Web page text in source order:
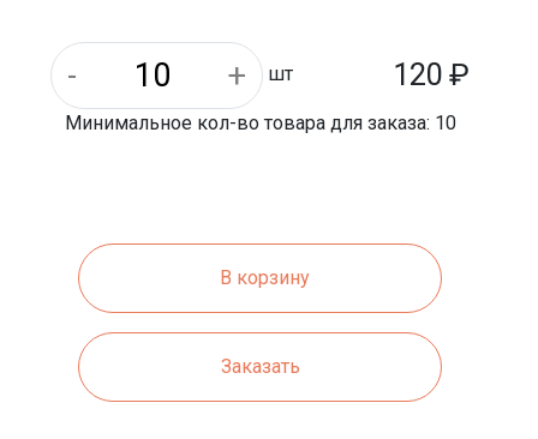
шт 120 ₽
Минимальное кол-во товара для заказа: 10
В корзину
Заказать